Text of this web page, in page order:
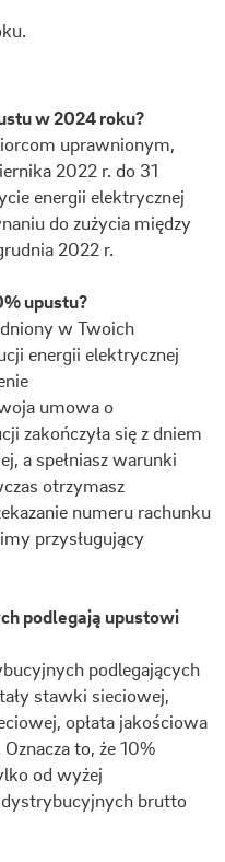
w 2024 roku?
uprawnionym,
2022 r. do 31
energii elektrycznej
do zużycia między
2022 r.
upustu?
w Twoich
energii elektrycznej
umowa o
zakończyła się z dniem
a spełniasz warunki
otrzymasz
numeru rachunku
przysługujący
podlegają upustowi
podlegających
stawki sieciowej,
opłata jakościowa
to, że 10%
od wyżej
brutto